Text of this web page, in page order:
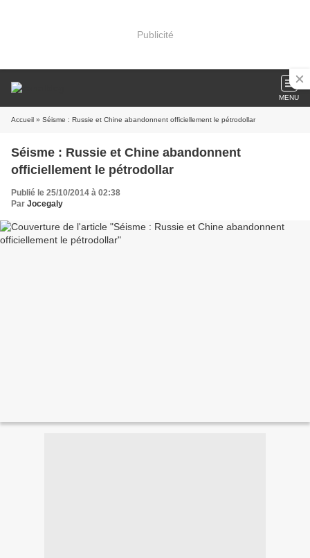
Publicité
MENU
Accueil » Séisme : Russie et Chine abandonnent officiellement le pétrodollar
Séisme : Russie et Chine abandonnent
officiellement le pétrodollar
Publié le 25/10/2014 à 02:38
Par Jocegaly